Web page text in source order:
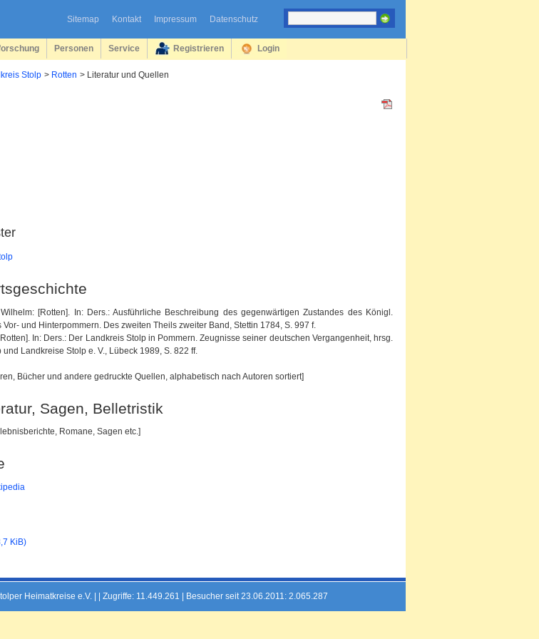
Sitemap Kontakt Impressum Datenschutz
Personen Service Registrieren Login
Stolp Rotten Literatur und Quellen
[Rotten]. In: Ders.: Ausführliche Beschreibung des gegenwärtigen Zustandes des Königl.
und Hinterpommern. Des zweiten Theils zweiter Band, Stettin 1784, S. 997 f.
In: Ders.: Der Landkreis Stolp in Pommern. Zeugnisse seiner deutschen Vergangenheit, hrsg.
Landkreise Stolp e. V., Lübeck 1989, S. 822 ff.
Bücher und andere gedruckte Quellen, alphabetisch nach Autoren sortiert]
Sagen, Belletristik
Romane, Sagen etc.]
KiB)
Heimatkreise e.V. | | Zugriffe: 11.449.261 | Besucher seit 23.06.2011: 2.065.287